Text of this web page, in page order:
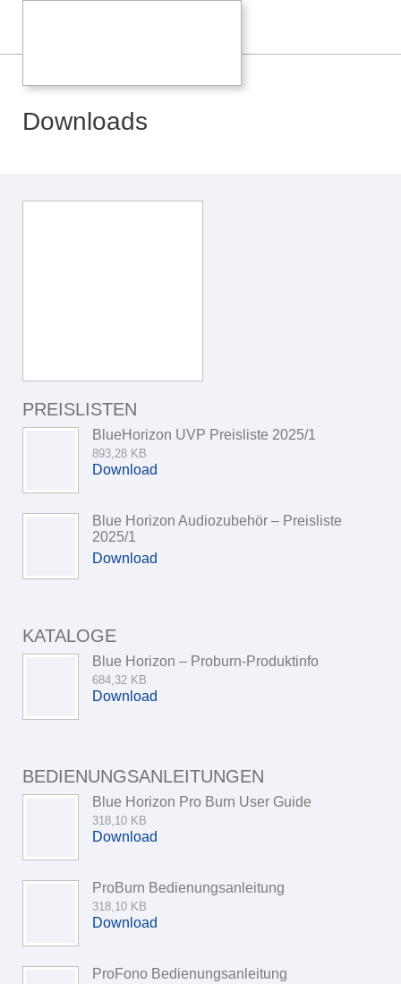
Downloads
PREISLISTEN
BlueHorizon UVP Preisliste 2025/1
893,28 KB
Download
Blue Horizon Audiozubehör – Preisliste
2025/1
Download
KATALOGE
Blue Horizon – Proburn-Produktinfo
684,32 KB
Download
BEDIENUNGSANLEITUNGEN
Blue Horizon Pro Burn User Guide
318,10 KB
Download
ProBurn Bedienungsanleitung
318,10 KB
Download
ProFono Bedienungsanleitung